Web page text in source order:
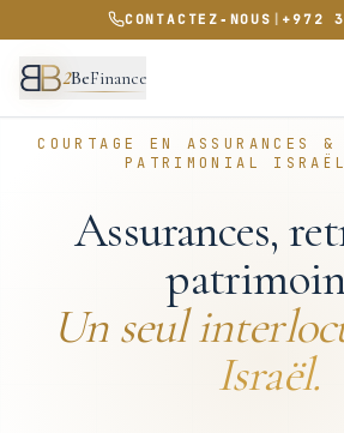
CONTACTEZ‑NOUS +972
2BeFinance
COURTAGE EN ASSURANCES
PATRIMONIAL ISRAËL
Assurances,
Un seul
Israël.